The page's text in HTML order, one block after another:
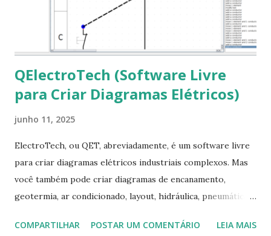
ocorra algum erro ou precisa reinstalar, execute: $ sudo
apt-get install --reinstall ttf-mscorefonts-installer
QElectroTech (Software Livre
para Criar Diagramas Elétricos)
junho 11, 2025
ElectroTech, ou QET, abreviadamente, é um software livre
para criar diagramas elétricos industriais complexos. Mas
você também pode criar diagramas de encanamento,
geotermia, ar condicionado, layout, hidráulica, pneumática,
Na última versão 0.100, a coleção contém mais de 8.000
COMPARTILHAR POSTAR UM COMENTÁRIO LEIA MAIS